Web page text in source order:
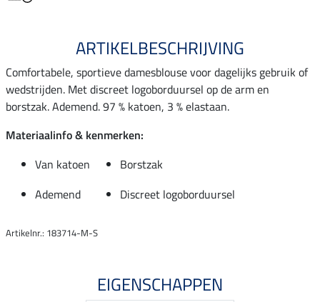
ARTIKELBESCHRIJVING
Comfortabele, sportieve damesblouse voor dagelijks gebruik of
wedstrijden. Met discreet logoborduursel op de arm en
borstzak. Ademend. 97 % katoen, 3 % elastaan.
Materiaalinfo & kenmerken:
Van katoen
Borstzak
Ademend
Discreet logoborduursel
Artikelnr.: 183714-M-S
EIGENSCHAPPEN